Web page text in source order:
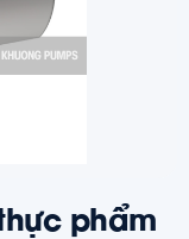
phẩm